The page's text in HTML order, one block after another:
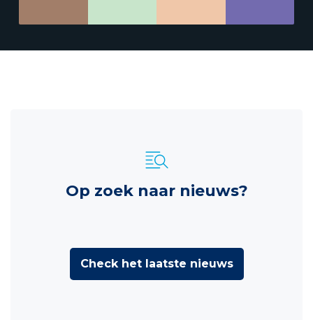
Op zoek naar nieuws?
Check het laatste nieuws